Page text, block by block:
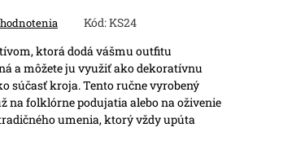
Kód:KS24
ktorá dodá vášmu outfitu
a môžete ju využiť ako dekoratívnu
súčasť kroja. Tento ručne vyrobený
na folklórne podujatia alebo na oživenie
umenia, ktorý vždy upúta